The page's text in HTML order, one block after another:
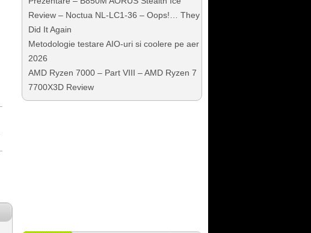
Review – Noctua NL-LC1-36 – Oops!… They
Did It Again
Metodologie testare AIO-uri si coolere pe aer
2026
AMD Ryzen 7000 – Part VIII – AMD Ryzen 7
7700X3D Review